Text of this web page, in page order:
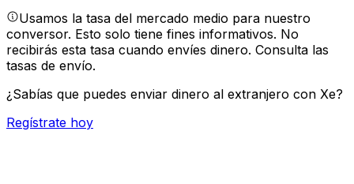
Usamos la tasa del mercado medio para nuestro
conversor. Esto solo tiene fines informativos. No
recibirás esta tasa cuando envíes dinero. Consulta las
tasas de envío.
¿Sabías que puedes enviar dinero al extranjero con Xe?
Regístrate hoy